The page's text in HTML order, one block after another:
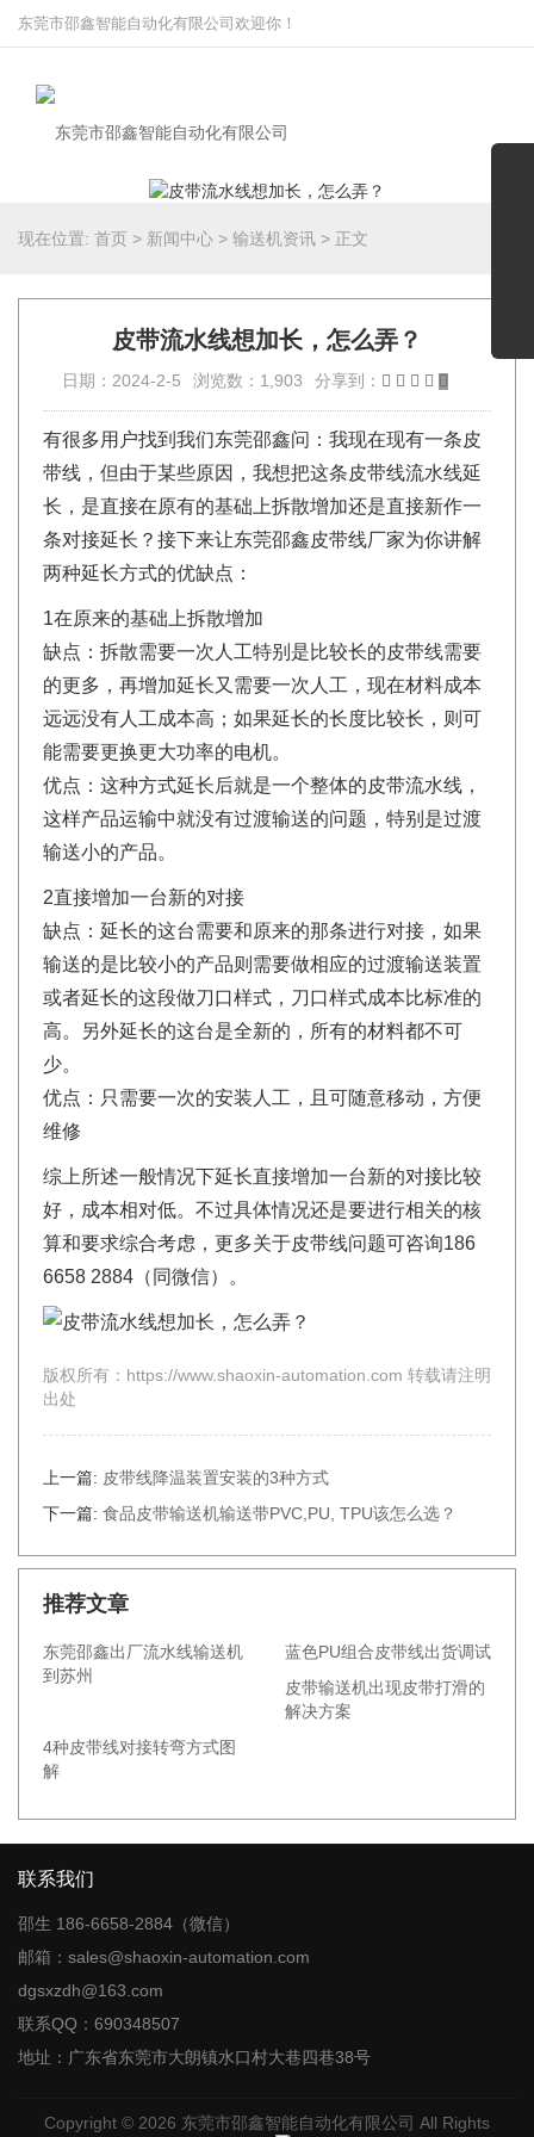
东莞市邵鑫智能自动化有限公司欢迎你！
现在位置: 首页 > 新闻中心 > 输送机资讯 > 正文
皮带流水线想加长，怎么弄？
日期：2024-2-5 浏览数：1,903 分享到：
有很多用户找到我们东莞邵鑫问：我现在现有一条皮
带线，但由于某些原因，我想把这条皮带线流水线延
长，是直接在原有的基础上拆散增加还是直接新作一
条对接延长？接下来让东莞邵鑫皮带线厂家为你讲解
两种延长方式的优缺点：
1在原来的基础上拆散增加
缺点：拆散需要一次人工特别是比较长的皮带线需要
的更多，再增加延长又需要一次人工，现在材料成本
远远没有人工成本高；如果延长的长度比较长，则可
能需要更换更大功率的电机。
优点：这种方式延长后就是一个整体的皮带流水线，
这样产品运输中就没有过渡输送的问题，特别是过渡
输送小的产品。
2直接增加一台新的对接
缺点：延长的这台需要和原来的那条进行对接，如果
输送的是比较小的产品则需要做相应的过渡输送装置
或者延长的这段做刀口样式，刀口样式成本比标准的
高。另外延长的这台是全新的，所有的材料都不可
少。
优点：只需要一次的安装人工，且可随意移动，方便
维修
综上所述一般情况下延长直接增加一台新的对接比较
好，成本相对低。不过具体情况还是要进行相关的核
算和要求综合考虑，更多关于皮带线问题可咨询186
6658 2884（同微信）。
版权所有：https://www.shaoxin-automation.com 转载请注明
出处
上一篇: 皮带线降温装置安装的3种方式
下一篇: 食品皮带输送机输送带PVC,PU, TPU该怎么选？
推荐文章
东莞邵鑫出厂流水线输送机
到苏州
蓝色PU组合皮带线出货调试
皮带输送机出现皮带打滑的
解决方案
4种皮带线对接转弯方式图
解
联系我们
邵生 186-6658-2884（微信）
邮箱：sales@shaoxin-automation.com
dgsxzdh@163.com
联系QQ：690348507
地址：广东省东莞市大朗镇水口村大巷四巷38号
Copyright © 2026 东莞市邵鑫智能自动化有限公司 All Rights